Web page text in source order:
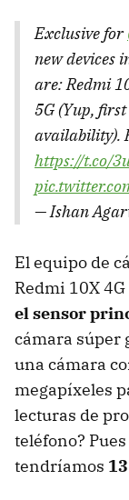
Exclusive for
new devices
are: Redmi
5G (Yup,
availability).
https://t.co/
— Ishan
El equipo de
Redmi 10X
el sensor
cámara súper
una cámara
megapíxeles
lecturas de
teléfono?
tendríamos